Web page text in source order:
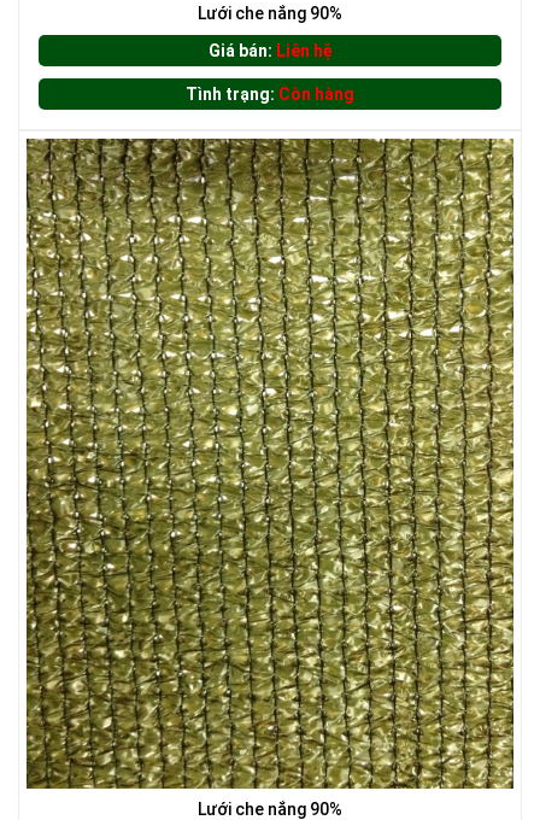
LƯỚI CHẮN CHIM
LƯỚI CHẮN NẮNG
Lưới che nắng 90%
Giá bán: Liên hệ
Tình trạng: Còn hàng
Lưới che nắng 90%